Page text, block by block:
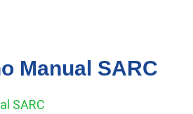
Manual SARC
SARC